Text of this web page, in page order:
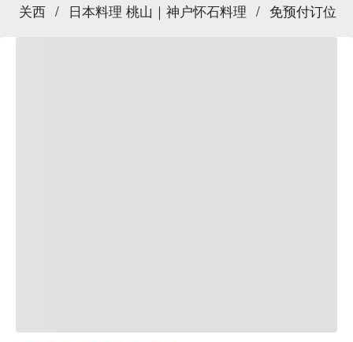
关西 / 日本料理 桃山｜神户怀石料理 / 免预付订位